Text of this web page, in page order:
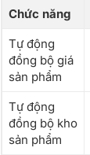
Chức năng
Tự động
đồng bộ giá
sản phẩm
Tự động
đồng bộ kho
sản phẩm